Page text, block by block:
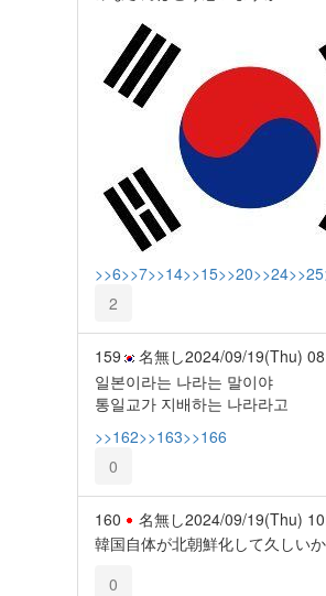
>>6>>7>>14>>15>>20>>24>>25
2
159 名無し2024/09/19(Thu)
일본이라는 나라는 말이야
통일교가 지배하는 나라라고
>>162>>163>>166
0
160 名無し2024/09/19(Thu)
韓国自体が北朝鮮化して久しい
0